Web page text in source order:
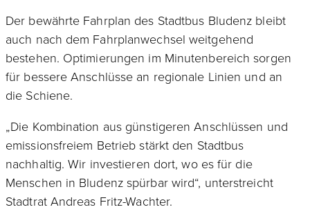
Der bewährte Fahrplan des Stadtbus Bludenz bleibt
auch nach dem Fahrplanwechsel weitgehend
bestehen. Optimierungen im Minutenbereich sorgen
für bessere Anschlüsse an regionale Linien und an
die Schiene.
„Die Kombination aus günstigeren Anschlüssen und
emissionsfreiem Betrieb stärkt den Stadtbus
nachhaltig. Wir investieren dort, wo es für die
Menschen in Bludenz spürbar wird“, unterstreicht
Stadtrat Andreas Fritz-Wachter.